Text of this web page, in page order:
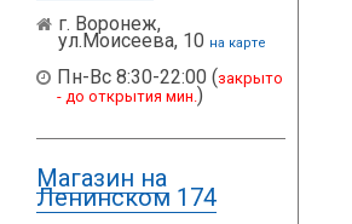
г. Воронеж,
ул.Моисеева, 10 на карте
Пн-Вс 8:30-22:00 (закрыто
- до открытия мин. )
Магазин на
Ленинском 174